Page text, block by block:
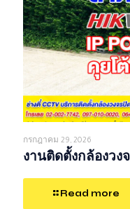
กรกฎาคม 29, 2026
งานติดตั้งกล้องวง
Read more